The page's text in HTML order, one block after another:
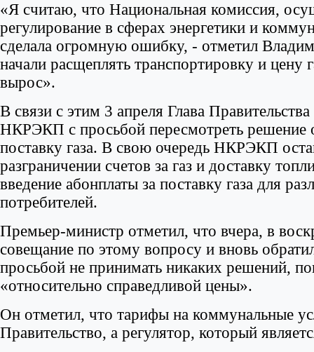
«Я считаю, что Национальная комиссия,
регулирование в сферах энергетики и
сделала огромную ошибку, - отметил
начали расщеплять транспортировку и цену
вырос».
В связи с этим 3 апреля Глава
НКРЭКП с просьбой пересмотреть решение
поставку газа. В свою очередь НКРЭКП
разграничении счетов за газ и доставку
введение абонплаты за поставку газа для
потребителей.
Премьер-министр отметил, что вчера, в
совещание по этому вопросу и вновь
просьбой не принимать никаких решений,
«относительно справедливой цены».
Он отметил, что тарифы на коммунальные
Правительство, а регулятор, который